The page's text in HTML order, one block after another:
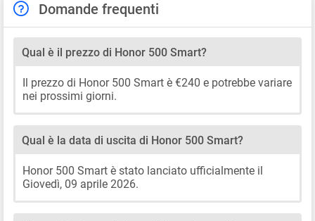
Domande frequenti
Qual è il prezzo di Honor 500 Smart?
Il prezzo di Honor 500 Smart è €240 e potrebbe variare
nei prossimi giorni.
Qual è la data di uscita di Honor 500 Smart?
Honor 500 Smart è stato lanciato ufficialmente il
Giovedì, 09 aprile 2026.